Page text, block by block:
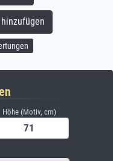
Höhe (Motiv, cm)